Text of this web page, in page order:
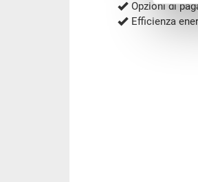
Opzioni di
Efficienza